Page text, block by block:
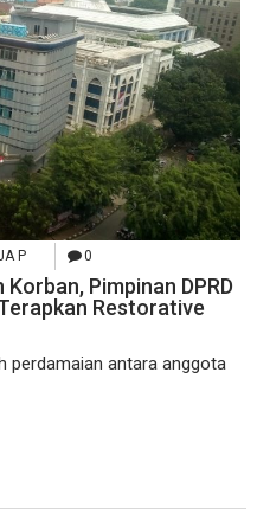
P 0
Pimpinan DPRD
Restorative
perdamaian antara anggota